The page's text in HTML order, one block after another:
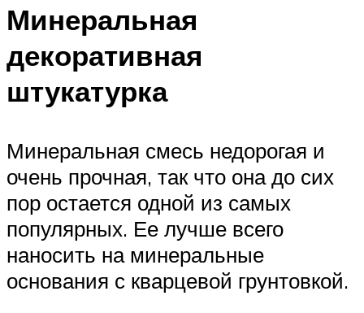
Минеральная
декоративная
штукатурка
Минеральная смесь недорогая и
очень прочная, так что она до сих
пор остается одной из самых
популярных. Ее лучше всего
наносить на минеральные
основания с кварцевой грунтовкой.